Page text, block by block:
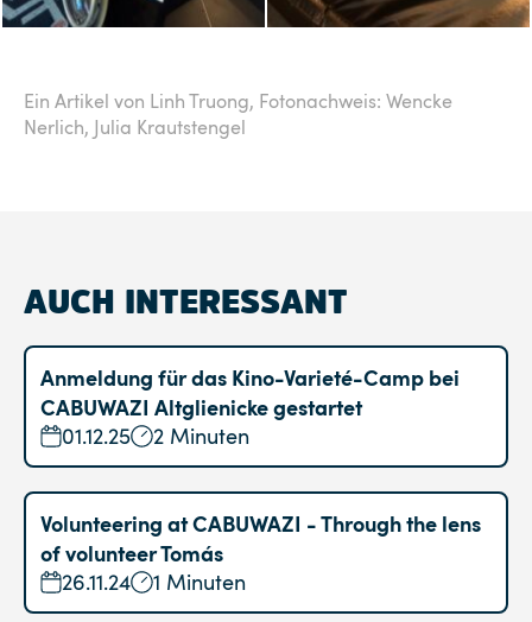
Ein Artikel von Linh Truong, Fotonachweis: Wencke
Nerlich, Julia Krautstengel
AUCH INTERESSANT
Anmeldung für das Kino-Varieté-Camp bei
CABUWAZI Altglienicke gestartet
01.12.25 2 Minuten
Volunteering at CABUWAZI - Through the lens
of volunteer Tomás
26.11.24 1 Minuten